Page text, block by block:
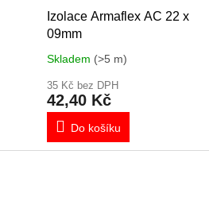
Izolace Armaflex AC 22 x
09mm
Skladem (>5 m)
35 Kč bez DPH
42,40 Kč
Do košíku